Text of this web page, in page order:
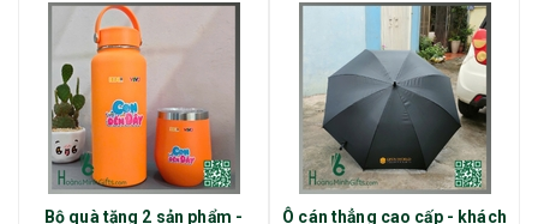
Bộ quà tặng 2 sản phẩm -
Ô cán thẳng cao cấp - khách